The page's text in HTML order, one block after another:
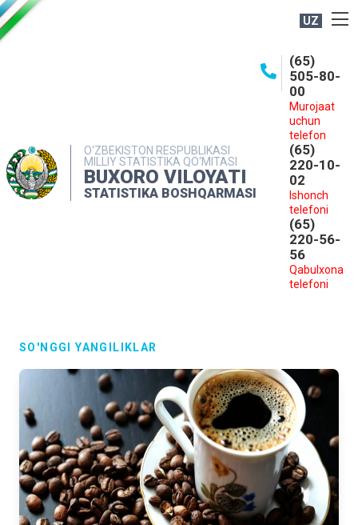
UZ
O‘ZBEKISTON RESPUBLIKASI
MILLIY STATISTIKA QO‘MITASI
BUXORO VILOYATI
STATISTIKA BOSHQARMASI
(65)
505-80-
00
Murojaat
uchun
telefon
(65)
220-10-
02
Ishonch
telefoni
(65)
220-56-
56
Qabulxona
telefoni
MATBUOT XIZMATI
MUROJAATLAR
SO'NGGI YANGILIKLAR